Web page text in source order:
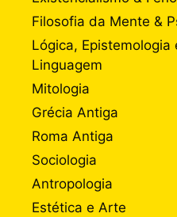
Filosofia da Mente &
Lógica, Epistemologia
Linguagem
Mitologia
Grécia Antiga
Roma Antiga
Sociologia
Antropologia
Estética e Arte